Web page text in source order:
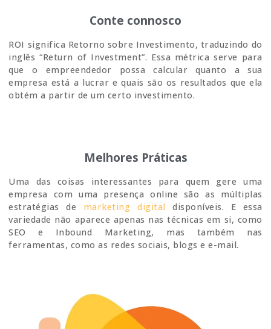
Conte connosco
ROI significa Retorno sobre Investimento, traduzindo do
inglês “Return of Investment”. Essa métrica serve para
que o empreendedor possa calcular quanto a sua
empresa está a lucrar e quais são os resultados que ela
obtém a partir de um certo investimento.
Melhores Práticas
Uma das coisas interessantes para quem gere uma
empresa com uma presença online são as múltiplas
estratégias de marketing digital disponíveis. E essa
variedade não aparece apenas nas técnicas em si, como
SEO e Inbound Marketing, mas também nas
ferramentas, como as redes sociais, blogs e e-mail.